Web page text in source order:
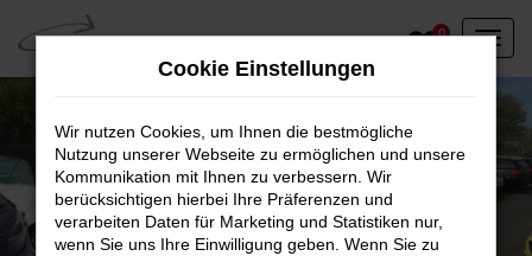
Zum
Hauptinhalt
springen
0
Cookie Einstellungen
Wir nutzen Cookies, um Ihnen die bestmögliche
Nutzung unserer Webseite zu ermöglichen und unsere
Kommunikation mit Ihnen zu verbessern. Wir
berücksichtigen hierbei Ihre Präferenzen und
verarbeiten Daten für Marketing und Statistiken nur,
wenn Sie uns Ihre Einwilligung geben. Wenn Sie zu